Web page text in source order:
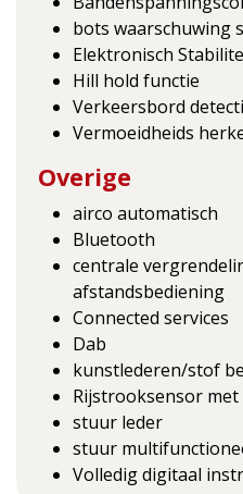
bots waarschuwing
Elektronisch
Hill hold functie
Verkeersbord
Vermoeidheids
Overige
airco automatisch
Bluetooth
centrale
afstandsbediening
Connected services
Dab
kunstlederen/stof
Rijstrooksensor met
stuur leder
stuur
Volledig digitaal